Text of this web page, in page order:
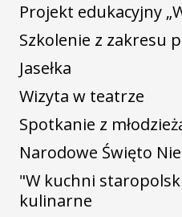
Projekt edukacyjny
Szkolenie z zakresu
Jasełka
Wizyta w teatrze
Spotkanie z
Narodowe Święto
"W kuchni
kulinarne